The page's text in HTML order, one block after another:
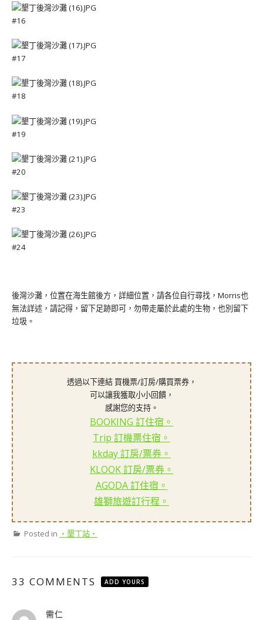
#16
#17
#18
#19
#20
#23
#24
後灣沙灘，位置在海生館後方，詳細位置，請各位自行尋找，Morris也
無法詳述，請記得，留下足跡即可，勿帶走屬於此處的生物，也別留下
垃圾。
透過以下連結 買機票/訂房/購買票券，
可以讓我獲取小小回饋，
感謝您的支持。
BOOKING 訂住宿。
Trip 訂機票住宿。
kkday 訂房/票券。
KLOOK 訂房/票券。
AGODA 訂住宿。
雄獅旅遊訂行程。
Posted in ‧墾丁站‧
33 COMMENTS ADD YOURS
需仁